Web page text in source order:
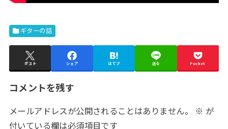
ギターの話
ポスト シェア はてブ 送る Pocket
コメントを残す
メールアドレスが公開されることはありません。 ※ が
付いている欄は必須項目です